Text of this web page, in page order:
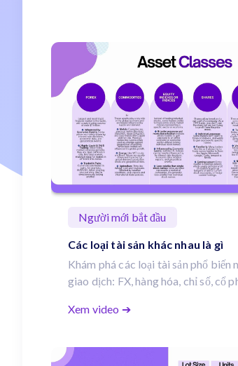
Người mới bắt đầu
Các loại tài sản khác nhau là gì
Khám phá các loại tài sản phổ biến
giao dịch: FX, hàng hóa, chỉ số, cổ
từng loại, cách chúng vận động và
Xem video ➔